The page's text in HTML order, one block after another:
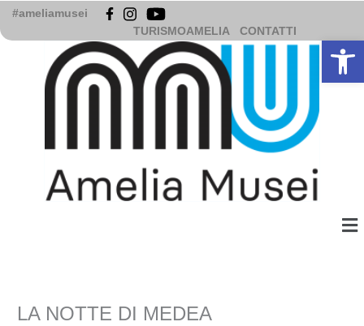
Vai
contenuto
#ameliamusei
TURISMOAMELIA
CONTATTI
LA NOTTE DI MEDEA
Apri la